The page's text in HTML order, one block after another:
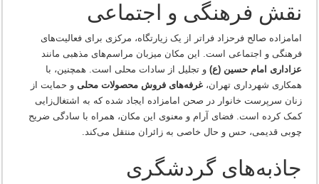
نقش فرهنگی و اجتماعی
امامزاده صالح فرحزاد فراتر از یک زیارتگاه، مرکزی برای فعالیت‌های
فرهنگی و اجتماعی است. این مکان میزبان مراسم‌های مذهبی مانند
عزاداری امام حسین (ع) و تجلیل از سادات محلی است. همچنین، با
همکاری شهرداری تهران،غرفه‌های فروش محصولات محلی و حمایت از
زنان سرپرست خانوار در صحن امامزاده ایجاد شده که به اشتغال‌زایی
کمک کرده است. فضای آرام و معنوی این مکان، همراه با سادگی ضریح
چوبی قدیمی، حس و حال خاصی به زائران منتقل می‌کند.
جاذبه‌های گردشگری